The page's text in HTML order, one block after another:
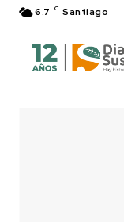
6.7 C Santiago